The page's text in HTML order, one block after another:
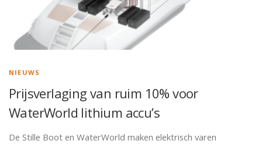
NIEUWS
Prijsverlaging van ruim 10% voor
WaterWorld lithium accu’s
De Stille Boot en WaterWorld maken elektrisch varen